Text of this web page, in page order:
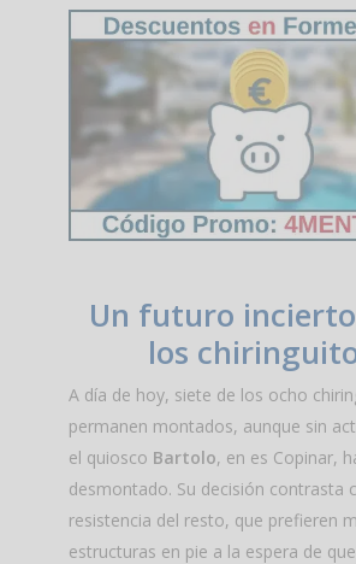
Un futuro
los
A día de hoy, siete de los ocho
permanen montados, aunque sin
el quiosco Bartolo, en es Copinar,
desmontado. Su decisión contrasta
resistencia del resto, que prefieren
estructuras en pie a la espera de